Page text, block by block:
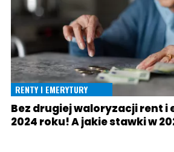
RENTY I EMERYTURY
Bez drugiej waloryzacji rent i
2024 roku! A jakie stawki w